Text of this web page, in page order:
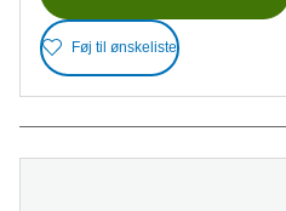
Føj til ønskeliste